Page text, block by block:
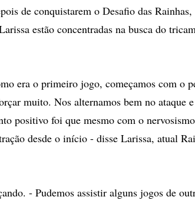
de conquistarem o Desafio das
estão concentradas na busca do
era o primeiro jogo, começamos com o
muito. Nos alternamos bem no ataque
positivo foi que mesmo com o
desde o início - disse Larissa, atual
- Pudemos assistir alguns jogos de